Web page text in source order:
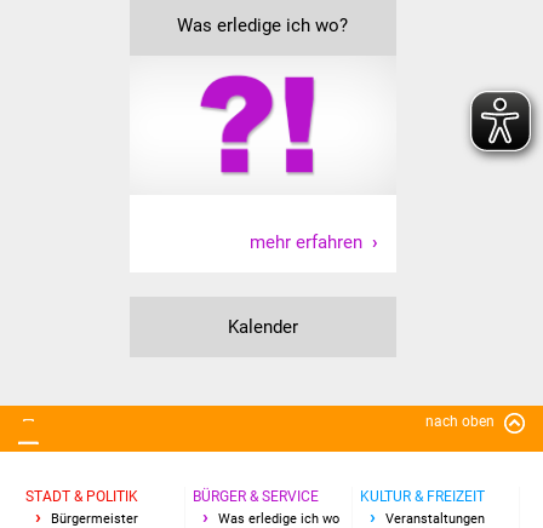
NETZMonitor
Gesundheit und Notfall
Ärzte und Apotheken
Hitzewarnung / UV-
ÖPNV
Abfall und Entsorgung
Kultur & Freizeit
Was erledige ich wo?
mehr erfahren
Kalender
nach oben
STADT & POLITIK
Bürgermeister
BÜRGER & SERVICE
Was erledige ich wo
KULTUR & FREIZEIT
Veranstaltungen